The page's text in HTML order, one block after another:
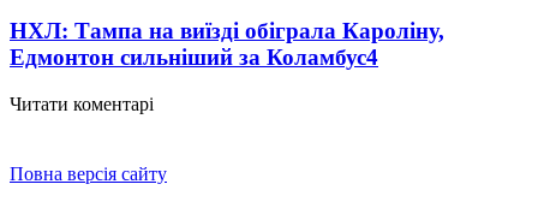
НХЛ: Тампа на виїзді обіграла Кароліну,
Едмонтон сильніший за Коламбус4
Читати коментарі
Повна версія сайту